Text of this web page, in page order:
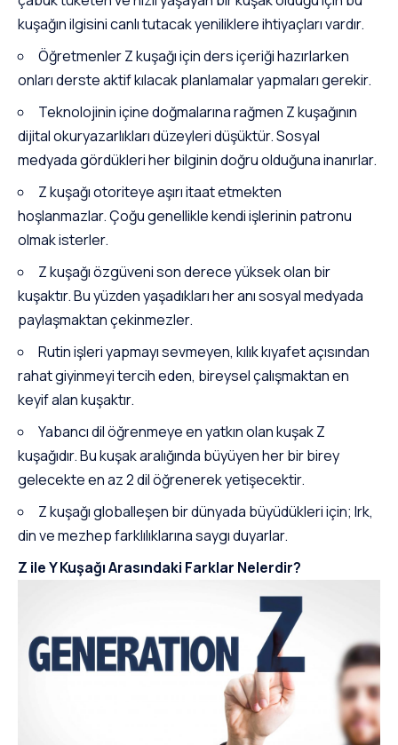
kuşağın ilgisini canlı tutacak yeniliklere ihtiyaçları vardır.
Öğretmenler Z kuşağı için ders içeriği hazırlarken
onları derste aktif kılacak planlamalar yapmaları gerekir.
Teknolojinin içine doğmalarına rağmen Z kuşağının
dijital okuryazarlıkları düzeyleri düşüktür. Sosyal
medyada gördükleri her bilginin doğru olduğuna inanırlar.
Z kuşağı otoriteye aşırı itaat etmekten
hoşlanmazlar. Çoğu genellikle kendi işlerinin patronu
olmak isterler.
Z kuşağı özgüveni son derece yüksek olan bir
kuşaktır. Bu yüzden yaşadıkları her anı sosyal medyada
paylaşmaktan çekinmezler.
Rutin işleri yapmayı sevmeyen, kılık kıyafet açısından
rahat giyinmeyi tercih eden, bireysel çalışmaktan en
keyif alan kuşaktır.
Yabancı dil öğrenmeye en yatkın olan kuşak Z
kuşağıdır. Bu kuşak aralığında büyüyen her bir birey
gelecekte en az 2 dil öğrenerek yetişecektir.
Z kuşağı globalleşen bir dünyada büyüdükleri için; Irk,
din ve mezhep farklılıklarına saygı duyarlar.
Z ile Y Kuşağı Arasındaki Farklar Nelerdir?